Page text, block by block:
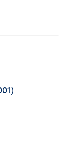
)